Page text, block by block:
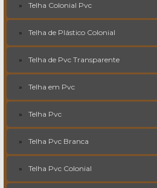
Telha Colonial Pvc
Telha de Plástico Colonial
Telha de Pvc Transparente
Telha em Pvc
Telha Pvc
Telha Pvc Branca
Telha Pvc Colonial